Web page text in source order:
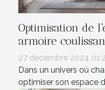
Optimisation de
armoire
27 décembre 2024
Dans un univers où
optimiser son espace